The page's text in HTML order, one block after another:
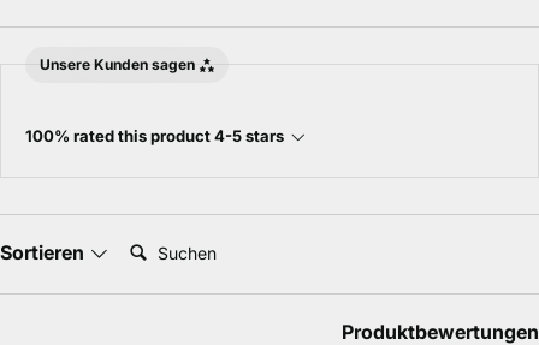
Unsere Kunden sagen
100% rated this product 4-5 stars
Sortieren Suchen:
Produktbewertungen